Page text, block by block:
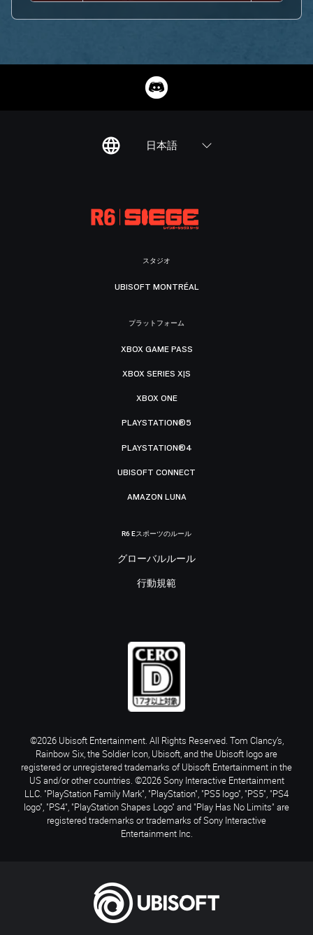
日本語
スタジオ
UBISOFT MONTRÉAL
プラットフォーム
XBOX GAME PASS
XBOX SERIES X|S
XBOX ONE
PLAYSTATION®5
PLAYSTATION®4
UBISOFT CONNECT
AMAZON LUNA
R6 Eスポーツのルール
グローバルルール
行動規範
©2026 Ubisoft Entertainment. All Rights Reserved. Tom Clancy’s,
Rainbow Six, the Soldier Icon, Ubisoft, and the Ubisoft logo are
registered or unregistered trademarks of Ubisoft Entertainment in the
US and/or other countries. ©2026 Sony Interactive Entertainment
LLC. "PlayStation Family Mark", "PlayStation", "PS5 logo", "PS5", "PS4
logo", "PS4", "PlayStation Shapes Logo" and "Play Has No Limits" are
registered trademarks or trademarks of Sony Interactive
Entertainment Inc.